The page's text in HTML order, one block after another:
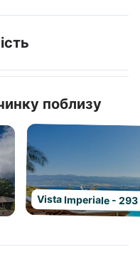
поблизу
Vista Imperiale - 293